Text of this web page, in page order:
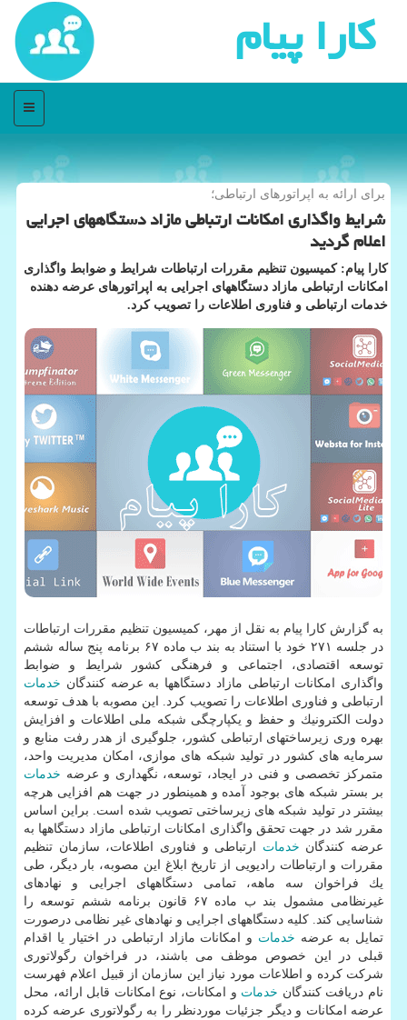
كارا پیام
منو
برای ارائه به اپراتورهای ارتباطی؛
شرایط واگذاری امكانات ارتباطی مازاد دستگاه­های اجرایی
اعلام گردید
كارا پیام: كمیسیون تنظیم مقررات ارتباطات شرایط و ضوابط واگذاری
امكانات ارتباطی مازاد دستگاه­های اجرایی به اپراتورهای عرضه دهنده
خدمات ارتباطی و فناوری اطلاعات را تصویب كرد.
به گزارش كارا پیام به نقل از مهر، كمیسیون تنظیم مقررات ارتباطات
در جلسه ۲۷۱ خود با استناد به بند ب ماده ۶۷ برنامه پنج ساله ششم
توسعه اقتصادی، اجتماعی و فرهنگی كشور شرایط و ضوابط
واگذاری امكانات ارتباطی مازاد دستگاه­ها به عرضه كنندگان خدمات
ارتباطی و فناوری اطلاعات را تصویب كرد. این مصوبه با هدف توسعه
دولت الكترونیك و حفظ و یكپارچگی شبكه ملی اطلاعات و افزایش
بهره ­وری زیرساخت­های ارتباطی كشور، جلوگیری از هدر رفت منابع و
سرمایه­ های كشور در تولید شبكه ­های موازی، امكان مدیریت واحد،
متمركز تخصصی و فنی در ایجاد، توسعه، نگهداری و عرضه خدمات
بر بستر شبكه­ های بوجود آمده و همینطور در جهت هم افزایی هرچه
بیشتر در تولید شبكه­ های زیرساختی تصویب شده است. براین اساس
مقرر شد در جهت تحقق واگذاری امكانات ارتباطی مازاد دستگاه­ها به
عرضه كنندگان خدمات ارتباطی و فناوری اطلاعات، سازمان تنظیم
مقررات و ارتباطات رادیویی از تاریخ ابلاغ این مصوبه، بار دیگر، طی
یك فراخوان سه ماهه، تمامی دستگاه­های اجرایی و نهادهای
غیرنظامی مشمول بند ب ماده ۶۷ قانون برنامه ششم توسعه را
شناسایی كند. كلیه دستگاه­های اجرایی و نهادهای غیر نظامی درصورت
تمایل به عرضه خدمات و امكانات مازاد ارتباطی در اختیار یا اقدام
قبلی در این خصوص موظف می باشند، در فراخوان رگولاتوری
شركت كرده و اطلاعات مورد نیاز این سازمان از قبیل اعلام فهرست
نام دریافت كنندگان خدمات و امكانات، نوع امكانات قابل ارائه، محل
عرضه امكانات و دیگر جزئیات موردنظر را به رگولاتوری عرضه كرده